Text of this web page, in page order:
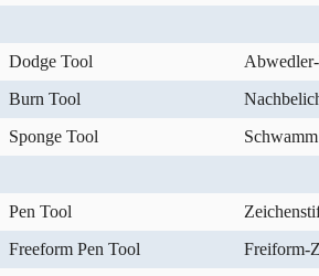
Dodge Tool
Burn Tool
Sponge Tool
Schwamm
Pen Tool
Freeform Pen Tool
Freiform-